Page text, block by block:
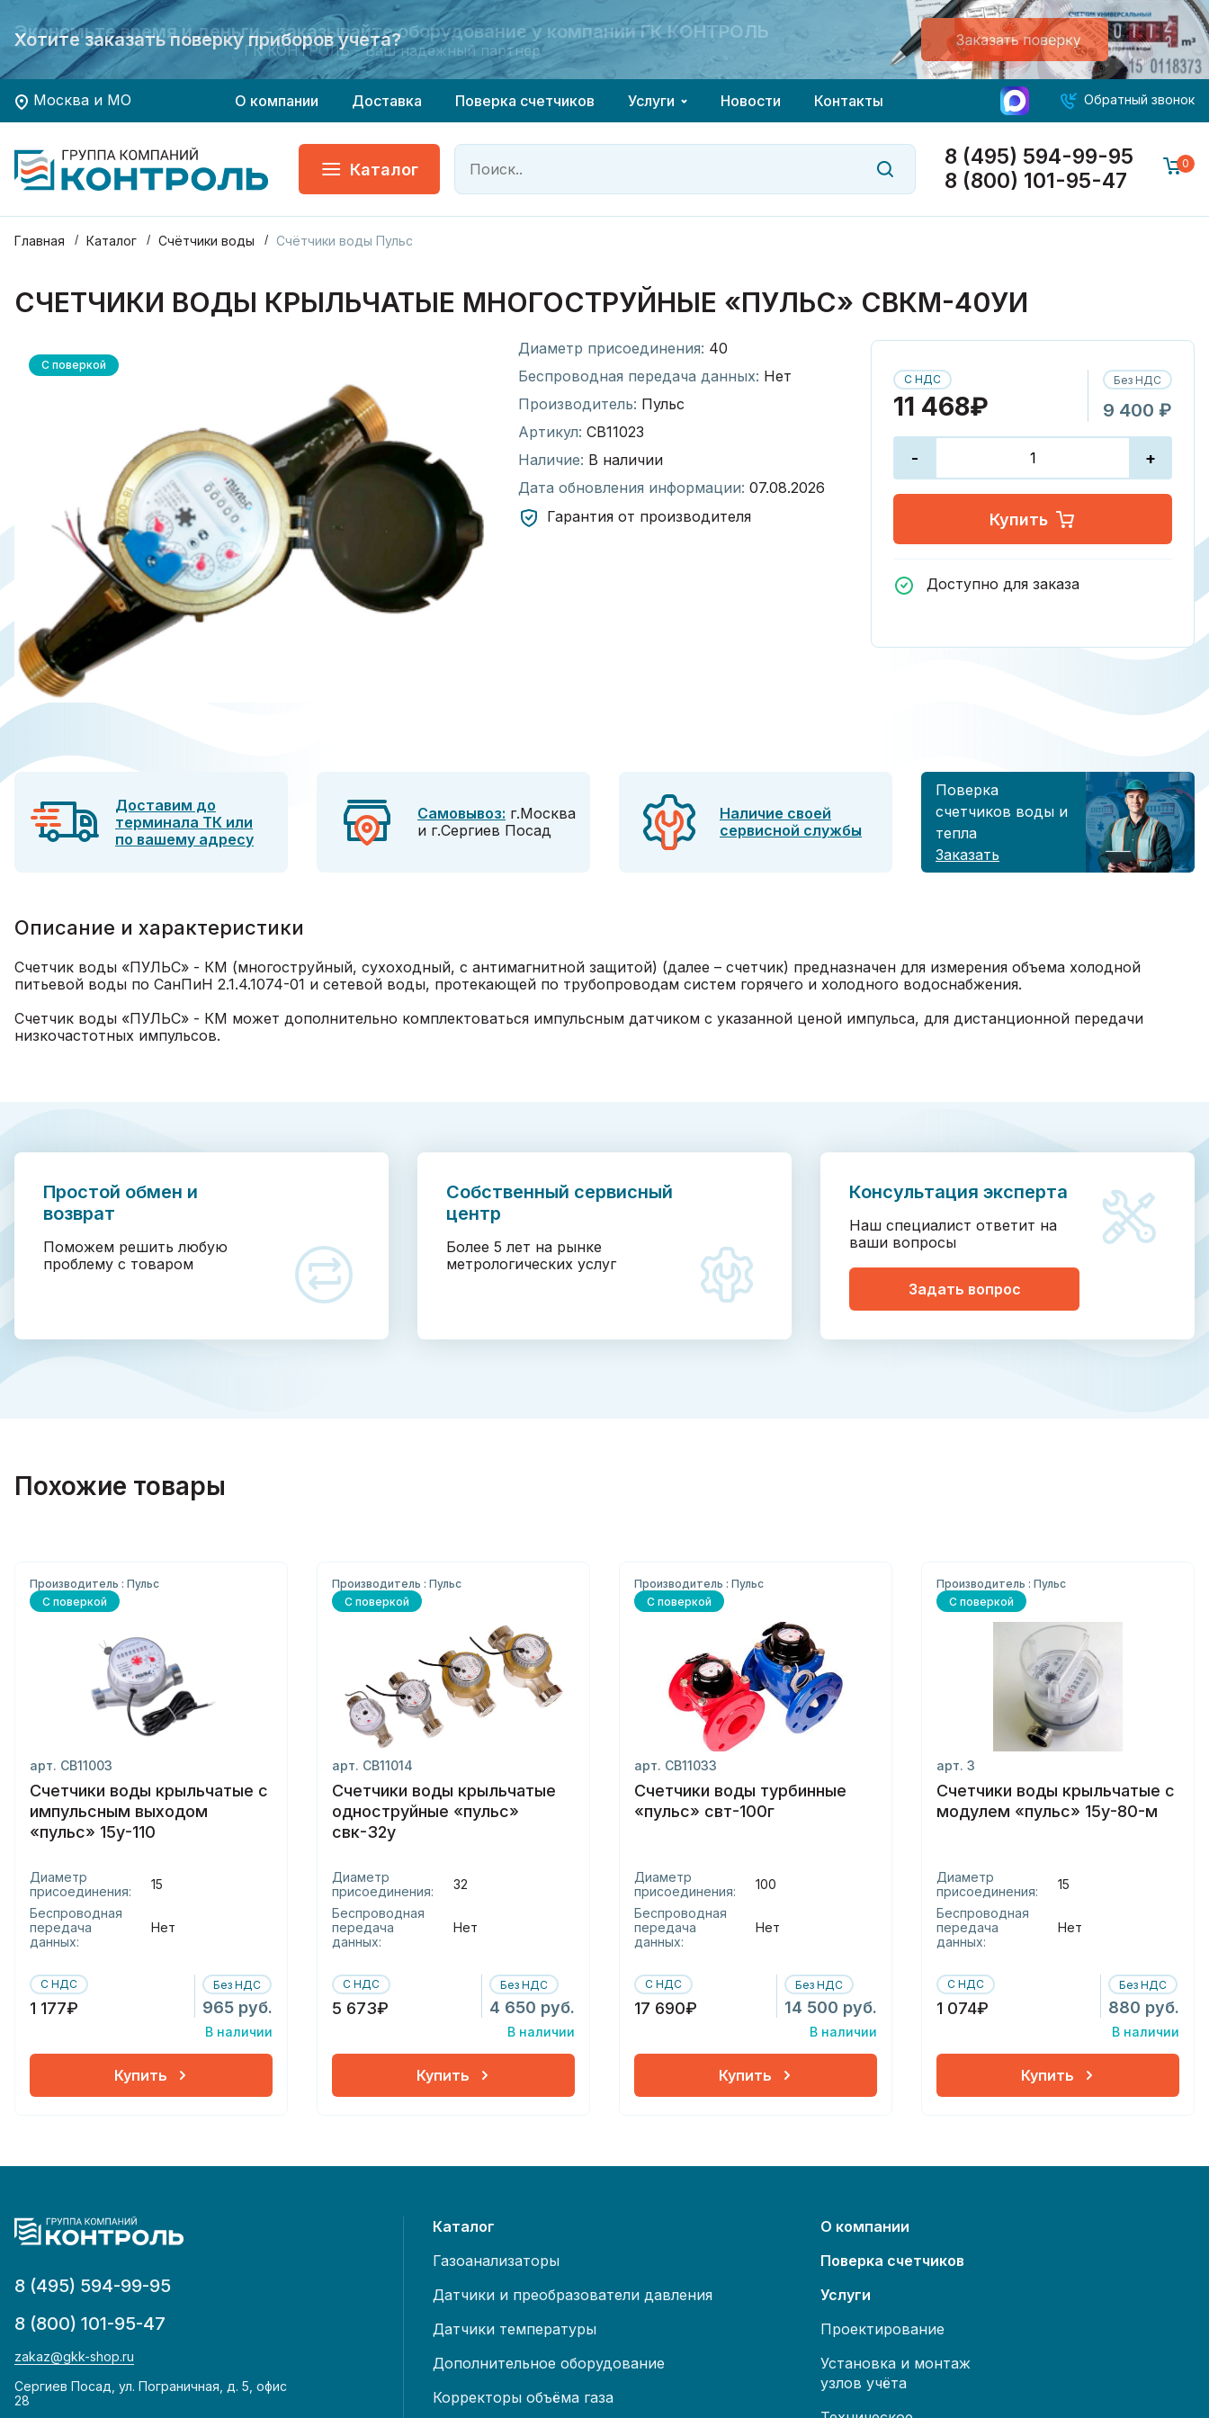
Экономьте время и деньги - заказывайте оборудование у компании ГК КОНТРОЛЬ
ГК КОНТРОЛЬ - Ваш надёжный партнёр
Хотите заказать поверку приборов учета?
Экономьте время и деньги - заказывайте оборудование у компании ГК КОНТРОЛЬ
ГК КОНТРОЛЬ - Ваш надёжный партнёр
Хотите заказать поверку приборов учета?
Москва и МО О компании Доставка Поверка счетчиков Услуги Новости Контакты Обратный звонок
Каталог
8 (495) 594-99-95
8 (800) 101-95-47
0
Главная Каталог Счётчики воды Счётчики воды Пульс
СЧЕТЧИКИ ВОДЫ КРЫЛЬЧАТЫЕ МНОГОСТРУЙНЫЕ «ПУЛЬС» СВКМ-40УИ
С поверкой
Диаметр присоединения: 40
Беспроводная передача данных: Нет
Производитель: Пульс
Артикул: СВ11023
Наличие: В наличии
Дата обновления информации: 07.08.2026
Гарантия от производителя
С НДС
11 468₽
Без НДС
9 400 ₽
- +
Купить
Доступно для заказа
Доставим до
терминала ТК или
по вашему адресу
Самовывоз: г.Москва
и г.Сергиев Посад
Наличие своей
сервисной службы
Поверка
счетчиков воды и
тепла
Заказать
Описание и характеристики
Счетчик воды «ПУЛЬС» - КМ (многоструйный, сухоходный, с антимагнитной защитой) (далее – счетчик) предназначен для измерения объема холодной
питьевой воды по СанПиН 2.1.4.1074-01 и сетевой воды, протекающей по трубопроводам систем горячего и холодного водоснабжения.
Счетчик воды «ПУЛЬС» - КМ может дополнительно комплектоваться импульсным датчиком с указанной ценой импульса, для дистанционной передачи
низкочастотных импульсов.
Простой обмен и
возврат
Поможем решить любую
проблему с товаром
Собственный сервисный
центр
Более 5 лет на рынке
метрологических услуг
Консультация эксперта
Наш специалист ответит на
ваши вопросы
Задать вопрос
Похожие товары
Производитель : Пульс
С поверкой
арт. СВ11003
Счетчики воды крыльчатые с
импульсным выходом
«пульс» 15у-110
Диаметр
присоединения:
15
Беспроводная
передача
данных:
Нет
С НДС
1 177₽
Без НДС
965 руб.
В наличии
Купить
Производитель : Пульс
С поверкой
арт. СВ11014
Счетчики воды крыльчатые
одноструйные «пульс»
свк-32у
Диаметр
присоединения:
32
Беспроводная
передача
данных:
Нет
С НДС
5 673₽
Без НДС
4 650 руб.
В наличии
Купить
Производитель : Пульс
С поверкой
арт. СВ11033
Счетчики воды турбинные
«пульс» свт-100г
Диаметр
присоединения:
100
Беспроводная
передача
данных:
Нет
С НДС
17 690₽
Без НДС
14 500 руб.
В наличии
Купить
Производитель : Пульс
С поверкой
арт. 3
Счетчики воды крыльчатые с
модулем «пульс» 15у-80-м
Диаметр
присоединения:
15
Беспроводная
передача
данных:
Нет
С НДС
1 074₽
Без НДС
880 руб.
В наличии
Купить
8 (495) 594-99-95
8 (800) 101-95-47
zakaz@gkk-shop.ru
Сергиев Посад, ул. Пограничная, д. 5, офис
28
Каталог
Газоанализаторы
Датчики и преобразователи давления
Датчики температуры
Дополнительное оборудование
Корректоры объёма газа
О компании
Поверка счетчиков
Услуги
Проектирование
Установка и монтаж
узлов учёта